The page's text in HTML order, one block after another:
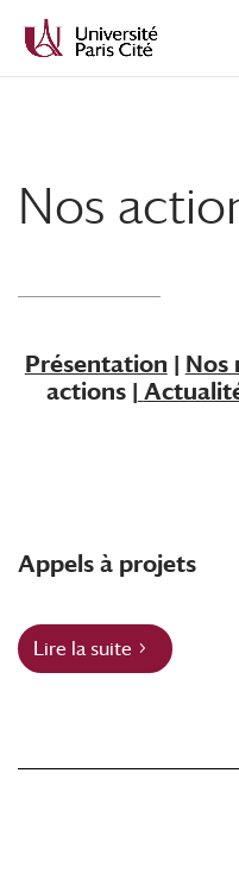
contenu
Nos
Présentation | Nos
actions |
Appels à projets
Lire la suite